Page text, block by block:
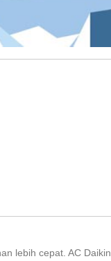
lebih cepat. AC Daikin